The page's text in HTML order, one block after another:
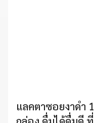
แลคตาซอยงาดำ